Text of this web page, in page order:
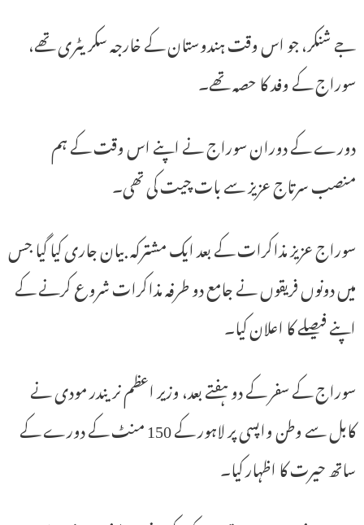
جے شنکر، جو اس وقت ہندوستان کے خارجہ سکریٹری تھے،
سوراج کے وفد کا حصہ تھے۔
دورے کے دوران سوراج نے اپنے اس وقت کے ہم
منصب سرتاج عزیز سے بات چیت کی تھی۔
سوراج عزیز مذاکرات کے بعد ایک مشترکہ بیان جاری کیا گیا جس
میں دونوں فریقوں نے جامع دو طرفہ مذاکرات شروع کرنے کے
اپنے فیصلے کا اعلان کیا۔
سوراج کے سفر کے دو ہفتے بعد، وزیر اعظم نریندر مودی نے
کابل سے وطن واپسی پر لاہور کے 150 منٹ کے دورے کے
ساتھ حیرت کا اظہار کیا۔